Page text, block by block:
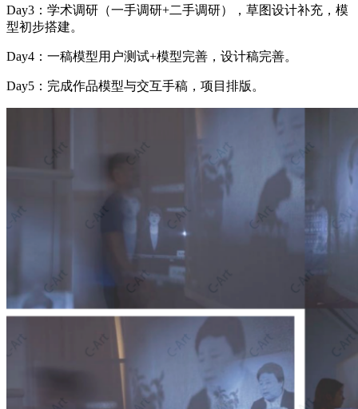
Day3：学术调研（一手调研+二手调研），草图设计补充，模
型初步搭建。
Day4：一稿模型用户测试+模型完善，设计稿完善。
Day5：完成作品模型与交互手稿，项目排版。